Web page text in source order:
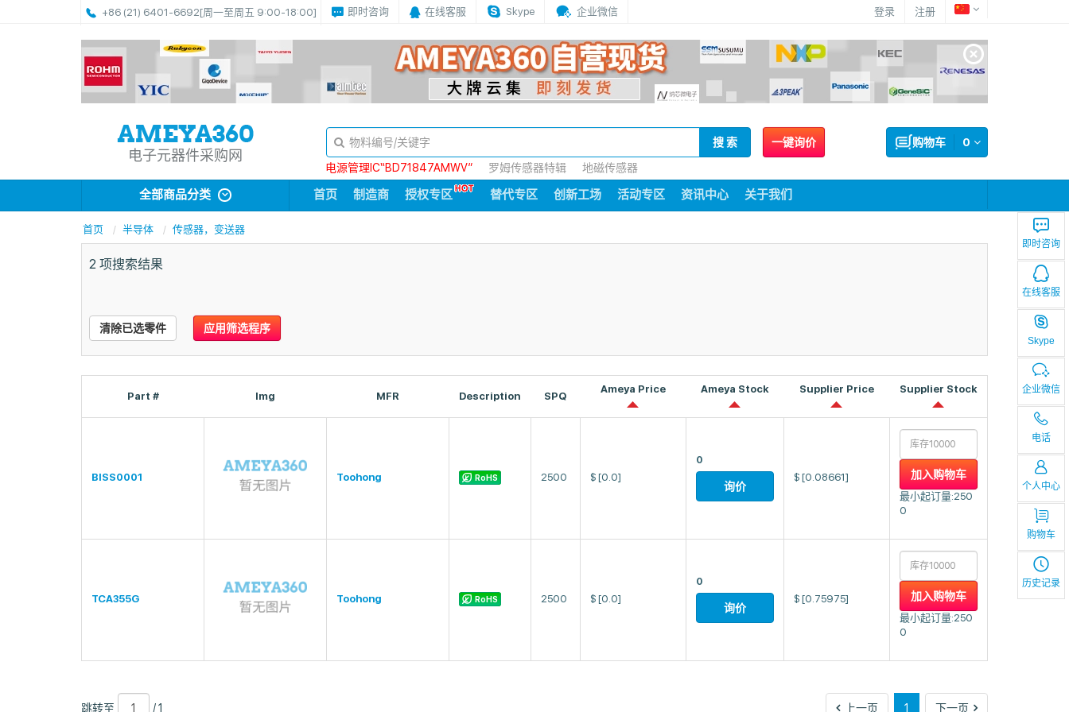
+86 (21) 6401-6692[周一至周五 9:00-18:00] 即时咨询 在线客服 Skype 企业微信 登录 注册
即时咨询
在线客服
Skype
企业微信
电话
个人中心
购物车
历史记录
电子元器件采购网
一键询价 0
购物车
搜 索
电源管理IC“BD71847AMWV”
罗姆传感器特辑 地磁传感器
全部商品分类 首页 制造商 授权专区 替代专区 创新工场 活动专区 资讯中心 关于我们
首页 半导体 传感器，变送器
2 项搜索结果
清除已选零件 应用筛选程序
Part # Img MFR Description SPQ
Ameya Price Ameya Stock Supplier Price Supplier Stock
BISS0001 Toohong RoHS 2500 $ [0.0]
0
询价
$ [0.08661] 加入购物车
最小起订量:250
0
TCA355G Toohong RoHS 2500 $ [0.0]
0
询价
$ [0.75975] 加入购物车
最小起订量:250
0
上一页 1 下一页 下
跳
跳转至 / 1